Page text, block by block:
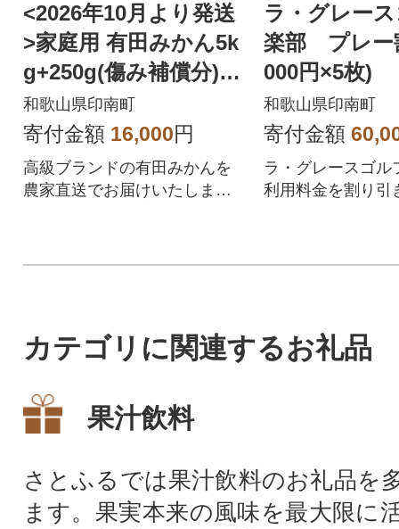
<2026年10月より発送
>家庭用 有田みかん5k
g+250g(傷み補償分)
【訳あり】
和歌山県印南町
寄付金額 16,000円
高級ブランドの有田みかんを
農家直送でお届けいたしま
ラ・グレー
楽部 プレー
000円×5枚)
和歌山県印南町
寄付金額
ラ・グレースゴル
利用料金を割り引
カテゴリに関連するお礼品
果汁飲料
さとふるでは果汁飲料のお礼品を
ます。果実本来の風味を最大限に